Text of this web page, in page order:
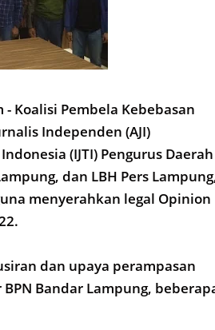
- Koalisi Pembela Kebebasan
Independen (AJI)
(IJTI) Pengurus Daerah
dan LBH Pers
menyerahkan legal Opinion
dan upaya perampasan
Bandar Lampung,